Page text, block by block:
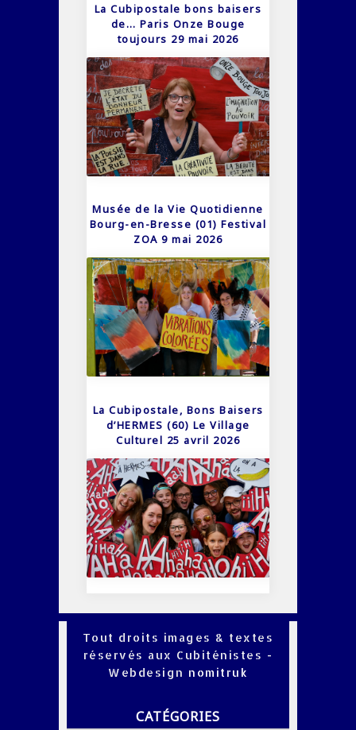
La Cubipostale bons baisers
de… Paris Onze Bouge
toujours 29 mai 2026
Musée de la Vie Quotidienne
Bourg-en-Bresse (01) Festival
ZOA 9 mai 2026
La Cubipostale, Bons Baisers
d’HERMES (60) Le Village
Culturel 25 avril 2026
Tout droits images & textes
réservés aux Cubiténistes -
Webdesign nomitruk
CATÉGORIES